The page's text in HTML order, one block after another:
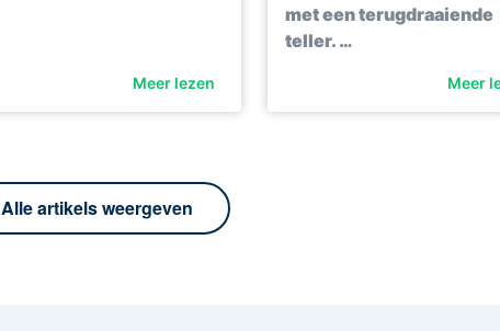
Meer lezen
met een terugdraaiende
teller. …
Meer
Alle artikels weergeven